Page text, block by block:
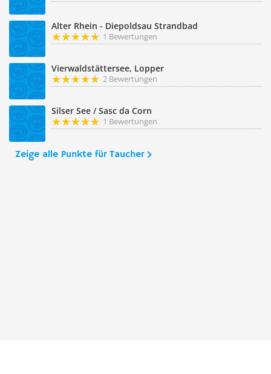
Alter Rhein - Diepoldsau Strandbad
1 Bewertungen
Vierwaldstättersee, Lopper
2 Bewertungen
Silser See / Sasc da Corn
1 Bewertungen
Zeige alle Punkte für Taucher